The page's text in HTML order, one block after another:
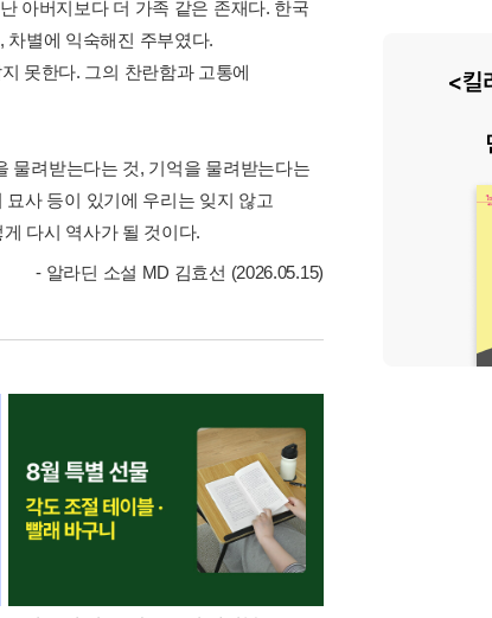
아버지보다 더 가족 같은 존재다. 한국
차별에 익숙해진 주부였다.
못한다. 그의 찬란함과 고통에
물려받는다는 것, 기억을 물려받는다는
사 등이 있기에 우리는 잊지 않고
다시 역사가 될 것이다.
- 알라딘 소설 MD 김효선 (2026.05.15)